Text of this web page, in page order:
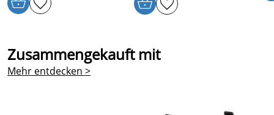
Zusammengekauft mit
Mehr entdecken >